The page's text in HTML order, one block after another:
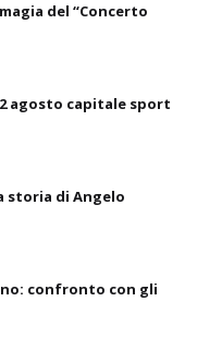
del “Concerto
agosto capitale sport
storia di Angelo
confronto con gli